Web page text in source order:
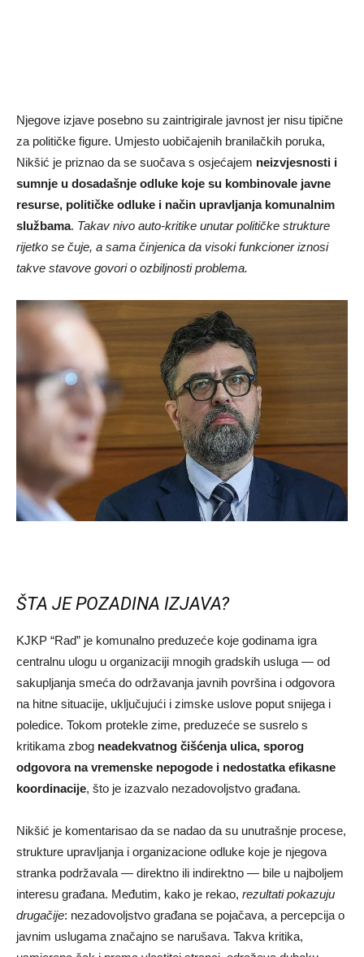
Njegove izjave posebno su zaintrigirale javnost jer nisu tipične
za političke figure. Umjesto uobičajenih branilačkih poruka,
Nikšić je priznao da se suočava s osjećajem neizvjesnosti i
sumnje u dosadašnje odluke koje su kombinovale javne
resurse, političke odluke i način upravljanja komunalnim
službama. Takav nivo auto-kritike unutar političke strukture
rijetko se čuje, a sama činjenica da visoki funkcioner iznosi
takve stavove govori o ozbiljnosti problema.
ŠTA JE POZADINA IZJAVA?
KJKP “Rad” je komunalno preduzeće koje godinama igra
centralnu ulogu u organizaciji mnogih gradskih usluga — od
sakupljanja smeća do održavanja javnih površina i odgovora
na hitne situacije, uključujući i zimske uslove poput snijega i
poledice. Tokom protekle zime, preduzeće se susrelo s
kritikama zbog neadekvatnog čišćenja ulica, sporog
odgovora na vremenske nepogode i nedostatka efikasne
koordinacije, što je izazvalo nezadovoljstvo građana.
Nikšić je komentarisao da se nadao da su unutrašnje procese,
strukture upravljanja i organizacione odluke koje je njegova
stranka podržavala — direktno ili indirektno — bile u najboljem
interesu građana. Međutim, kako je rekao, rezultati pokazuju
drugačije: nezadovoljstvo građana se pojačava, a percepcija o
javnim uslugama značajno se narušava. Takva kritika,